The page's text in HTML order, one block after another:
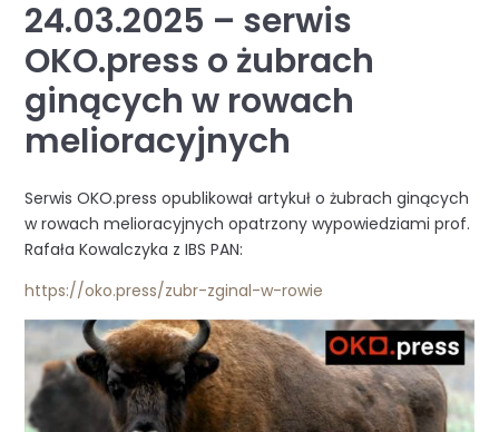
24.03.2025 – serwis
OKO.press o żubrach
ginących w rowach
melioracyjnych
Serwis OKO.press opublikował artykuł o żubrach ginących
w rowach melioracyjnych opatrzony wypowiedziami prof.
Rafała Kowalczyka z IBS PAN:
https://oko.press/zubr-zginal-w-rowie